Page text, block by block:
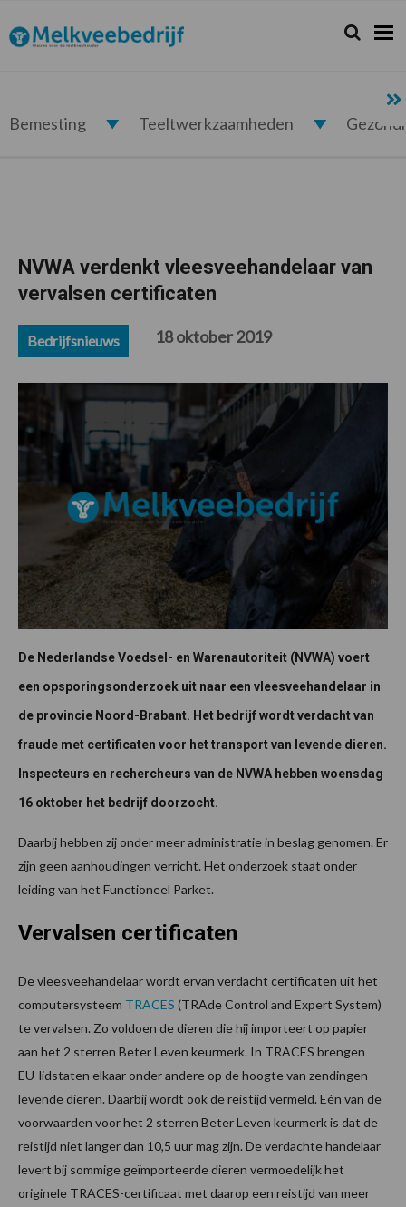
de
hoofdnavigatie
de
hoofd
de
eerste
de
voettekst
Melkveebedrijf.nl Zoeken...
Zoek
Bemesting Teeltwerkzaamheden
NVWA verdenkt vleesveehandelaar van
vervalsen certificaten
Bedrijfsnieuws 18 oktober 2019
De Nederlandse Voedsel- en Warenautoriteit (NVWA) voert
een opsporingsonderzoek uit naar een vleesveehandelaar in
de provincie Noord-Brabant. Het bedrijf wordt verdacht van
fraude met certificaten voor het transport van levende dieren.
Inspecteurs en rechercheurs van de NVWA hebben woensdag
16 oktober het bedrijf doorzocht.
Daarbij hebben zij onder meer administratie in beslag genomen. Er
zijn geen aanhoudingen verricht. Het onderzoek staat onder
leiding van het Functioneel Parket.
Vervalsen certificaten
De vleesveehandelaar wordt ervan verdacht certificaten uit het
computersysteem TRACES (TRAde Control and Expert System)
te vervalsen. Zo voldoen de dieren die hij importeert op papier
aan het 2 sterren Beter Leven keurmerk. In TRACES brengen
EU-lidstaten elkaar onder andere op de hoogte van zendingen
levende dieren. Daarbij wordt ook de reistijd vermeld. Eén van de
voorwaarden voor het 2 sterren Beter Leven keurmerk is dat de
reistijd niet langer dan 10,5 uur mag zijn. De verdachte handelaar
levert bij sommige geïmporteerde dieren vermoedelijk het
originele TRACES-certificaat met daarop een reistijd van meer